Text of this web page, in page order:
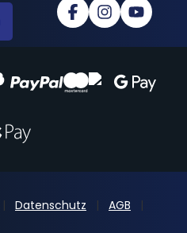
Datenschutz AGB